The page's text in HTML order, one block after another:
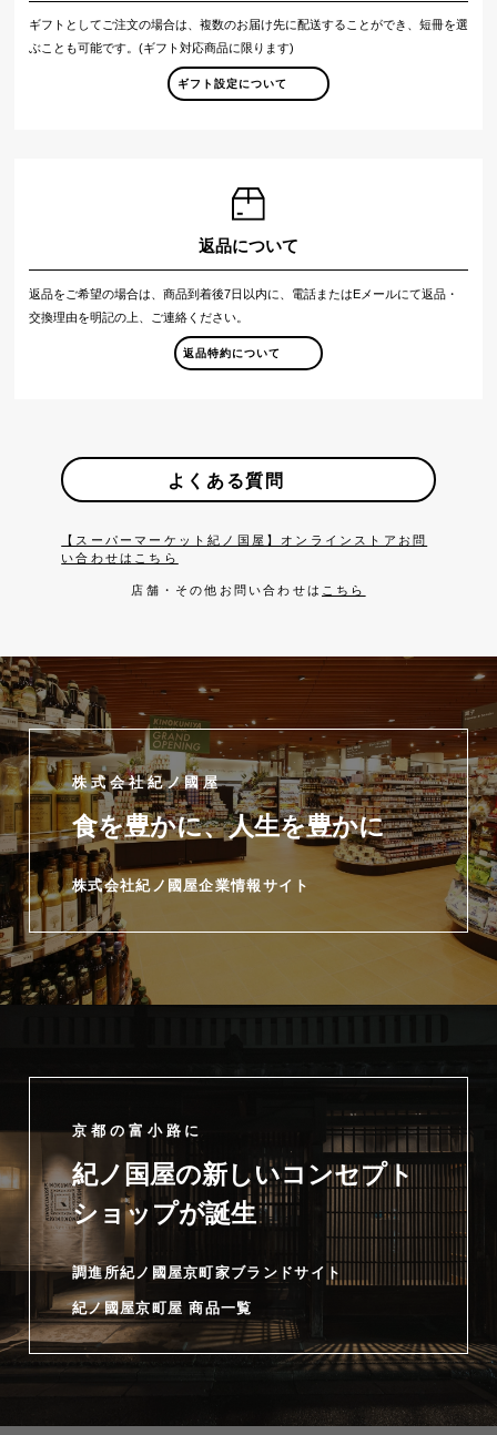
ギフトとしてご注文の場合は、複数のお届け先に配送することができ、短冊を選
ぶことも可能です。(ギフト対応商品に限ります)
ギフト設定について
返品について
返品をご希望の場合は、商品到着後7日以内に、電話またはEメールにて返品・
交換理由を明記の上、ご連絡ください。
返品特約について
よくある質問
【スーパーマーケット紀ノ国屋】オンラインストアお問
い合わせはこちら
店舗・その他お問い合わせは こちら
株式会社紀ノ國屋
食を豊かに、人生を豊かに
株式会社紀ノ國屋企業情報サイト
京都の富小路に
紀ノ国屋の新しいコンセプト
ショップが誕生
調進所紀ノ國屋京町家ブランドサイト
紀ノ國屋京町屋 商品一覧